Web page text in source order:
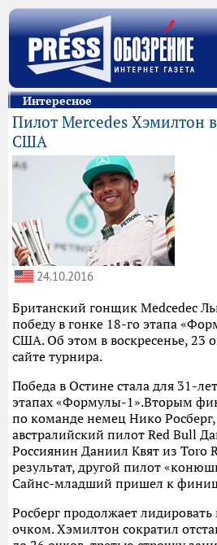
Интересное
Пилот Mercedes Хэмилтон
США
24.10.2016
Британский гонщик Medcedec
победу в гонке 18-го этапа
США. Об этом в воскресенье, 23
сайте турнира.
Победа в Остине стала для 31-
этапах «Формулы-1».Вторым
по команде немец Нико Росберг,
австралийский пилот Red Bull
Россиянин Даниил Квят из Toro
результат, другой пилот
Сайнс-младший пришел к
Росберг продолжает лидировать
очком. Хэмилтон сократил